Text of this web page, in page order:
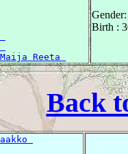
Reeta
Birth :
Back